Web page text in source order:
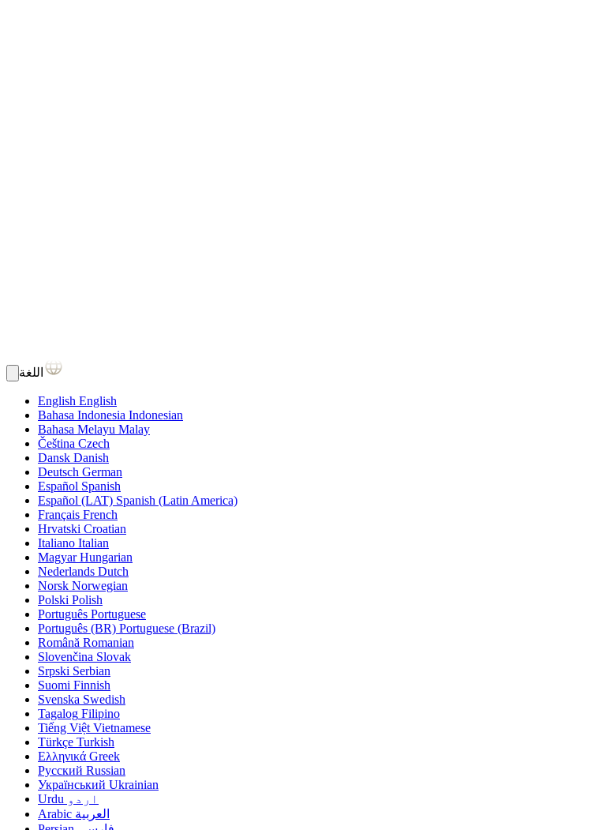
اللغة
English English
Bahasa Indonesia Indonesian
Bahasa Melayu Malay
Čeština Czech
Dansk Danish
Deutsch German
Español Spanish
Español (LAT) Spanish (Latin America)
Français French
Hrvatski Croatian
Italiano Italian
Magyar Hungarian
Nederlands Dutch
Norsk Norwegian
Polski Polish
Português Portuguese
Português (BR) Portuguese (Brazil)
Română Romanian
Slovenčina Slovak
Srpski Serbian
Suomi Finnish
Svenska Swedish
Tagalog Filipino
Tiếng Việt Vietnamese
Türkçe Turkish
Ελληνικά Greek
Русский Russian
Український Ukrainian
اردو Urdu
العربية Arabic